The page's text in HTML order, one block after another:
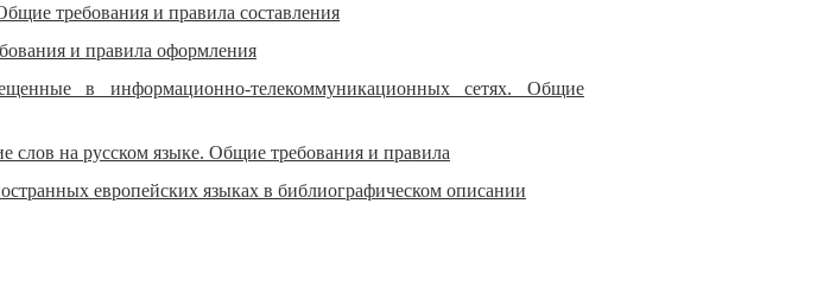
требования и правила составления
и правила оформления
в информационно-телекоммуникационных сетях. Общие
на русском языке. Общие требования и правила
европейских языках в библиографическом описании